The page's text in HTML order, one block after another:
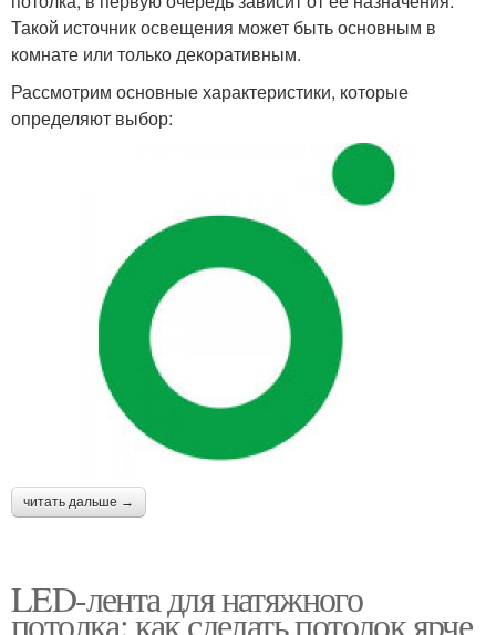
Такой источник освещения может быть основным в
комнате или только декоративным.
Рассмотрим основные характеристики, которые
определяют выбор:
читать дальше →
LED-лента для натяжного
потолка: как сделать потолок ярче